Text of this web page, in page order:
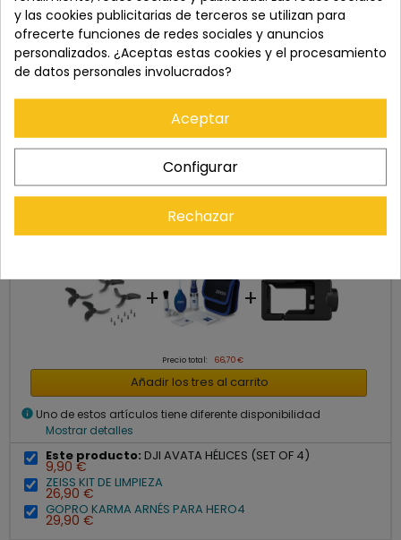
+ +
Precio total: 66,70 €
Añadir los tres al carrito
info Uno de estos artículos tiene diferente disponibilidad
Mostrar detalles
Este producto: DJI AVATA HÉLICES (SET OF 4)
9,90 €
ZEISS KIT DE LIMPIEZA
26,90 €
GOPRO KARMA ARNÉS PARA HERO4
29,90 €
y las cookies publicitarias de terceros se utilizan para
ofrecerte funciones de redes sociales y anuncios
personalizados. ¿Aceptas estas cookies y el procesamiento
de datos personales involucrados?
Aceptar
Configurar
Rechazar